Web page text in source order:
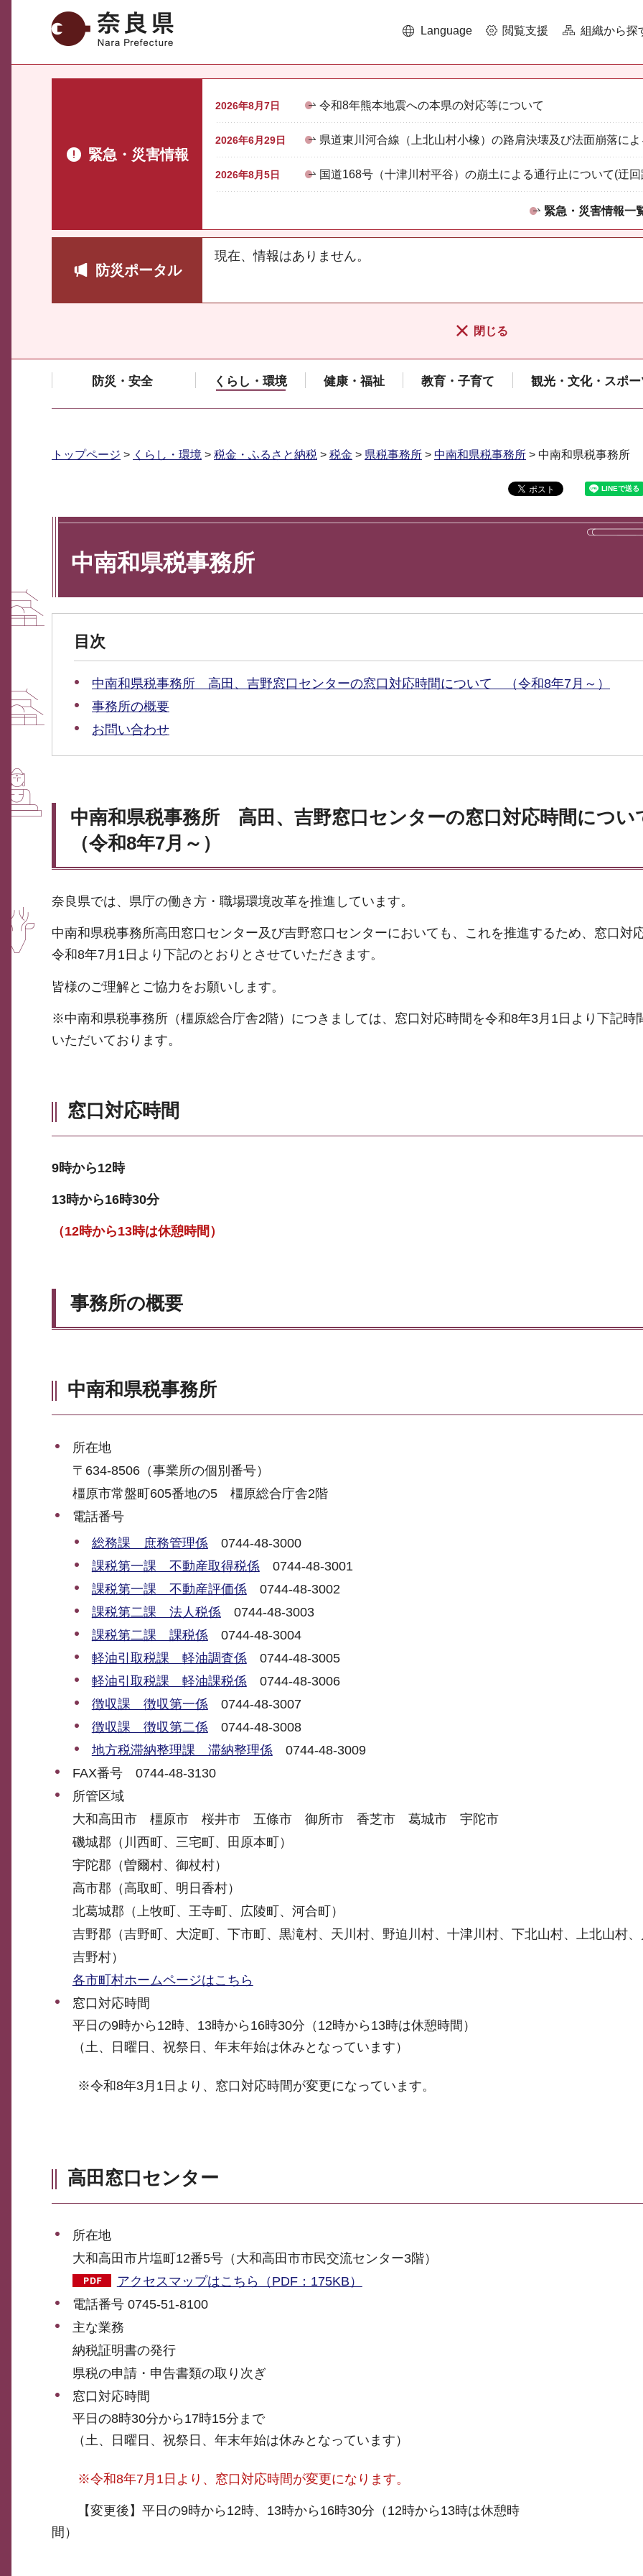
奈良県 Language 閲覧支援 組織から探
緊急・災害情報
2026年8月7日 令和8年熊本地震への本県の対応等について
2026年6月29日 県道東川河合線（上北山村小橡）の路肩決壊及び法面崩落に
2026年8月5日 国道168号（十津川村平谷）の崩土による通行止について(迂
緊急・災害情報一
防災ポータル
現在、情報はありません。
閉じる
防災・安全 くらし・環境 健康・福祉 教育・子育て 観光・文化・スポー
トップページ > くらし・環境 > 税金・ふるさと納税 > 税金 > 県税事務所 > 中南和県税事務所 > 中南和県税事務所
中南和県税事務所
目次
中南和県税事務所 高田、吉野窓口センターの窓口対応時間について （令和8年7月～）
事務所の概要
お問い合わせ
中南和県税事務所 高田、吉野窓口センターの窓口対応時間につ
（令和8年7月～）
奈良県では、県庁の働き方・職場環境改革を推進しています。
中南和県税事務所高田窓口センター及び吉野窓口センターにおいても、これを推進するため、窓口対応
令和8年7月1日より下記のとおりとさせていただきます。
皆様のご理解とご協力をお願いします。
※中南和県税事務所（橿原総合庁舎2階）につきましては、窓口対応時間を令和8年3月1日より下記時
いただいております。
窓口対応時間
9時から12時
13時から16時30分
（12時から13時は休憩時間）
事務所の概要
中南和県税事務所
所在地
〒634-8506（事業所の個別番号）
橿原市常盤町605番地の5 橿原総合庁舎2階
電話番号
総務課 庶務管理係 0744-48-3000
課税第一課 不動産取得税係 0744-48-3001
課税第一課 不動産評価係 0744-48-3002
課税第二課 法人税係 0744-48-3003
課税第二課 課税係 0744-48-3004
軽油引取税課 軽油調査係 0744-48-3005
軽油引取税課 軽油課税係 0744-48-3006
徴収課 徴収第一係 0744-48-3007
徴収課 徴収第二係 0744-48-3008
地方税滞納整理課 滞納整理係 0744-48-3009
FAX番号 0744-48-3130
所管区域
大和高田市 橿原市 桜井市 五條市 御所市 香芝市 葛城市 宇陀市
磯城郡（川西町、三宅町、田原本町）
宇陀郡（曽爾村、御杖村）
高市郡（高取町、明日香村）
北葛城郡（上牧町、王寺町、広陵町、河合町）
吉野郡（吉野町、大淀町、下市町、黒滝村、天川村、野迫川村、十津川村、下北山村、上北山村
吉野村）
各市町村ホームページはこちら
窓口対応時間
平日の9時から12時、13時から16時30分（12時から13時は休憩時間）
（土、日曜日、祝祭日、年末年始は休みとなっています）
※令和8年3月1日より、窓口対応時間が変更になっています。
高田窓口センター
所在地
大和高田市片塩町12番5号（大和高田市市民交流センター3階）
アクセスマップはこちら（PDF：175KB）
電話番号 0745-51-8100
主な業務
納税証明書の発行
県税の申請・申告書類の取り次ぎ
窓口対応時間
平日の8時30分から17時15分まで
（土、日曜日、祝祭日、年末年始は休みとなっています）
※令和8年7月1日より、窓口対応時間が変更になります。
【変更後】平日の9時から12時、13時から16時30分（12時から13時は休憩時
間）